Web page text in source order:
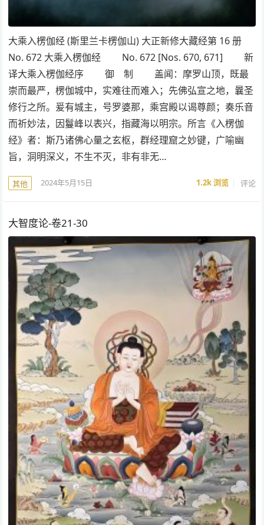
大乘入楞伽经 (斯里兰卡楞伽山) 大正新修大藏经第 16 册
No. 672 大乘入楞伽经 No. 672 [Nos. 670, 671] 新
译大乘入楞伽经序 御 制 盖闻：摩罗山顶，既最
崇而最严，楞伽城中，实难往而难入；先佛弘宣之地，曩圣
修行之所。爰有城主，号罗婆那，乘宫殿以谒尊颜；奏乐音
而祈妙法，因鬘峰以表兴，指藏海以明宗。所言《入楞伽
经》者：斯乃诸佛心量之玄枢，群经理窟之妙键，广喻幽
旨，洞明深义，不生不灭，非有非无…
其他 2024年5月15日 1.2k浏览 评论
大智度论-卷21-30